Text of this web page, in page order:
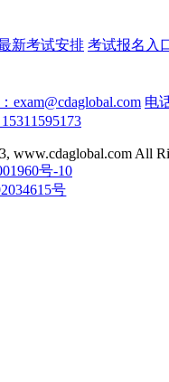
新考试安排 考试报名入
exam@cdaglobal.com 电
www.cdaglobal.com All
号-10
号